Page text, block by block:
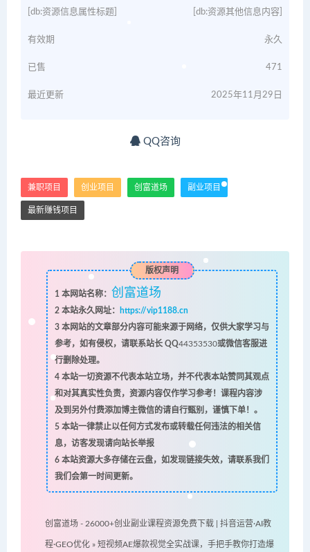
[db:资源信息属性标题] [db:资源其他信息内容]
有效期 永久
已售 471
最近更新 2025年11月29日
QQ咨询
兼职项目 创业项目 创富道场 副业项目
最新赚钱项目
版权声明
1 本网站名称： 创富道场
2本站永久网址：
https://vip1188.cn
3本网站的文章部分内容可能来源于网络，仅供大家学习与
参考，如有侵权，请联系站长 QQ44353530或微信客服进
行删除处理。
4本站一切资源不代表本站立场，并不代表本站赞同其观点
和对其真实性负责，资源内容仅作学习参考！课程内容涉
及到另外付费添加博主微信的请自行甄别，谨慎下单！。
5本站一律禁止以任何方式发布或转载任何违法的相关信
息，访客发现请向站长举报
6本站资源大多存储在云盘，如发现链接失效，请联系我们
我们会第一时间更新。
创富道场 - 26000+创业副业课程资源免费下载 | 抖音运营·AI教
程·GEO优化 » 短视频AE爆款视觉全实战课，手把手教你打造爆